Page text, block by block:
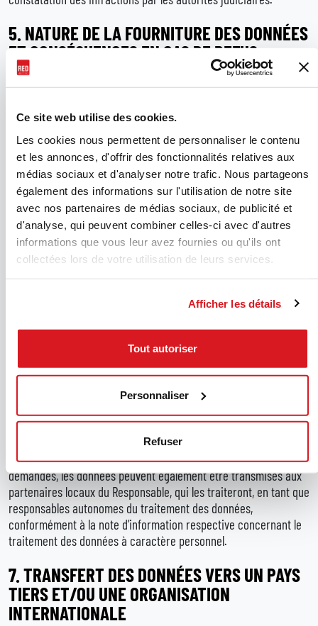
Ce site web utilise des cookies.
Les cookies nous permettent de personnaliser le contenu
et les annonces, d'offrir des fonctionnalités relatives aux
médias sociaux et d'analyser notre trafic. Nous partageons
également des informations sur l'utilisation de notre site
avec nos partenaires de médias sociaux, de publicité et
d'analyse, qui peuvent combiner celles-ci avec d'autres
informations que vous leur avez fournies ou qu'ils ont
collectées lors de votre utilisation de leurs services.
Afficher les détails
Tout autoriser
Personnaliser
Refuser
5. NATURE DE LA FOURNITURE DES DONNÉES
ET CONSÉQUENCES EN CAS DE REFUS
La fourniture des données dans les champs marqués d’un
astérisque (*) aux fins susmentionnées est nécessaire pour
fournir ces données rendra impossible l’obtention des services
demandés. En revanche, la communication des données dans les
champs non marqués d’un astérisque, bien qu’elle puisse être
utile pour faciliter les relations avec le Responsable, est
facultative et le fait de ne pas fournir ces données n’affectera
pas la fourniture des services demandés.
6.CATÉGORIES DES DESTINATAIRES
Le Responsable du traitement ne diffusera pas les données, mais
a l’intention de les communiquer aux personnes internes
autorisées à les traiter dans le cadre de leurs fonctions
respectives, ainsi qu’aux agents commerciaux, instituts de
crédit, compagnies d’assurance-crédit, sociétés de
recouvrement de crédit, sociétés d’information commerciale,
professionnels ou sociétés de services, ainsi qu’aux organismes
publics et privés, y compris à la suite d’inspections et d’audits.
Ces destinataires, s’ils devaient traiter des données pour le
compte du Responsable, seront nommés comme sous-traitants
du traitement avec un contrat spécifique ou un autre acte
juridique. Lorsque cela est nécessaire pour répondre à vos
demandes, les données peuvent également être transmises aux
partenaires locaux du Responsable, qui les traiteront, en tant que
responsables autonomes du traitement des données,
conformément à la note d’information respective concernant le
traitement des données à caractère personnel.
7.TRANSFERT DES DONNÉES VERS UN PAYS
TIERS ET/OU UNE ORGANISATION
INTERNATIONALE